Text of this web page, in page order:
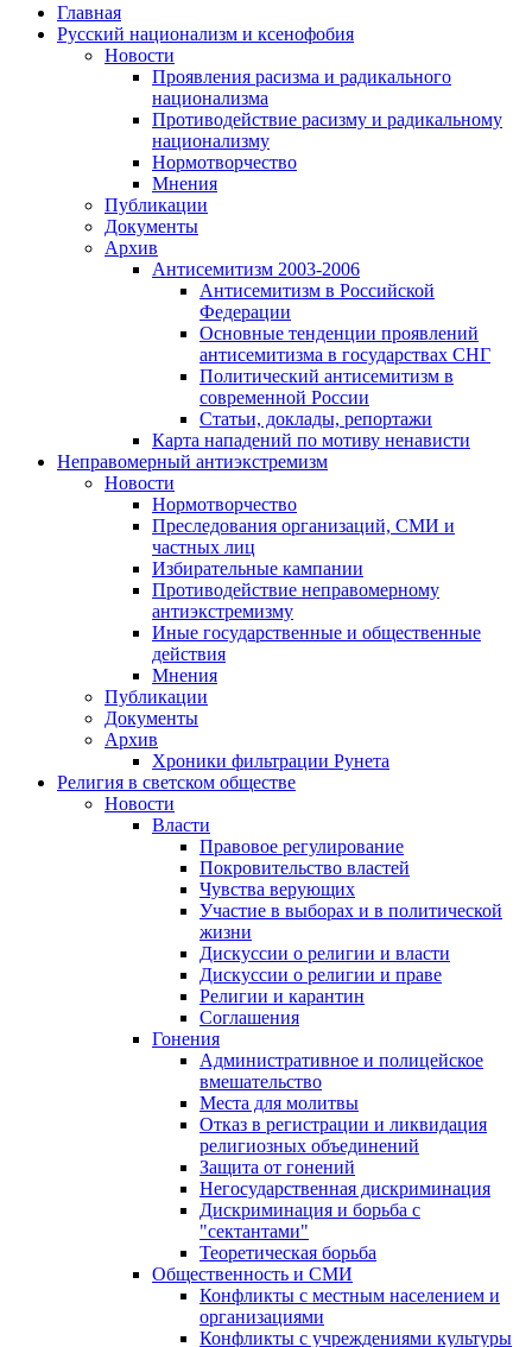
Главная
Русский национализм и ксенофобия
Новости
Проявления расизма и радикального
национализма
Противодействие расизму и радикальному
национализму
Нормотворчество
Мнения
Публикации
Документы
Архив
Антисемитизм 2003-2006
Антисемитизм в Российской
Федерации
Основные тенденции проявлений
антисемитизма в государствах СНГ
Политический антисемитизм в
современной России
Статьи, доклады, репортажи
Карта нападений по мотиву ненависти
Неправомерный антиэкстремизм
Новости
Нормотворчество
Преследования организаций, СМИ и
частных лиц
Избирательные кампании
Противодействие неправомерному
антиэкстремизму
Иные государственные и общественные
действия
Мнения
Публикации
Документы
Архив
Хроники фильтрации Рунета
Религия в светском обществе
Новости
Власти
Правовое регулирование
Покровительство властей
Чувства верующих
Участие в выборах и в политической
жизни
Дискуссии о религии и власти
Дискуссии о религии и праве
Религии и карантин
Соглашения
Гонения
Административное и полицейское
вмешательство
Места для молитвы
Отказ в регистрации и ликвидация
религиозных объединений
Защита от гонений
Негосударственная дискриминация
Дискриминация и борьба с
"сектантами"
Теоретическая борьба
Общественность и СМИ
Конфликты с местным населением и
организациями
Конфликты с учреждениями культуры